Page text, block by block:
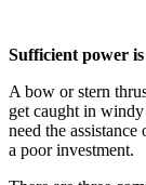
Sufficient power
A bow or stern
get caught in
need the
a poor investment.